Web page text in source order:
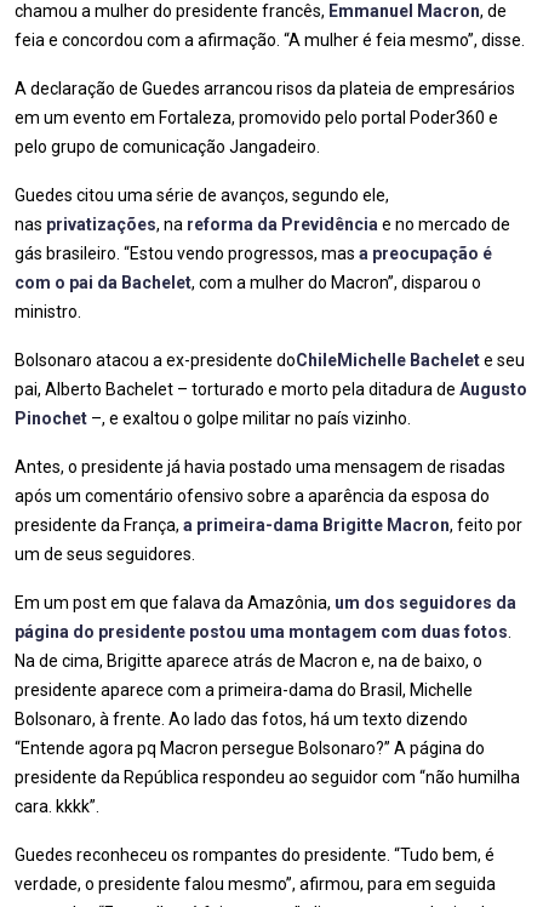
chamou a mulher do presidente francês, Emmanuel Macron, de
feia e concordou com a afirmação. “A mulher é feia mesmo”, disse.
A declaração de Guedes arrancou risos da plateia de empresários
em um evento em Fortaleza, promovido pelo portal Poder360 e
pelo grupo de comunicação Jangadeiro.
Guedes citou uma série de avanços, segundo ele,
nas privatizações, na reforma da Previdência e no mercado de
gás brasileiro. “Estou vendo progressos, mas a preocupação é
com o pai da Bachelet, com a mulher do Macron”, disparou o
ministro.
Bolsonaro atacou a ex-presidente doChileMichelle Bachelete seu
pai, Alberto Bachelet – torturado e morto pela ditadura de Augusto
Pinochet –, e exaltou o golpe militar no país vizinho.
Antes, o presidente já havia postado uma mensagem de risadas
após um comentário ofensivo sobre a aparência da esposa do
presidente da França, a primeira-dama Brigitte Macron, feito por
um de seus seguidores.
Em um post em que falava da Amazônia, um dos seguidores da
página do presidente postou uma montagem com duas fotos
Na de cima, Brigitte aparece atrás de Macron e, na de baixo, o
presidente aparece com a primeira-dama do Brasil, Michelle
Bolsonaro, à frente. Ao lado das fotos, há um texto dizendo
“Entende agora pq Macron persegue Bolsonaro?” A página do
presidente da República respondeu ao seguidor com “não humilha
cara. kkkk”.
Guedes reconheceu os rompantes do presidente. “Tudo bem, é
verdade, o presidente falou mesmo”, afirmou, para em seguida